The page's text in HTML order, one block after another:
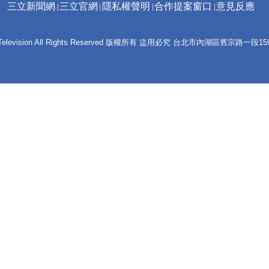
三立新聞網 三立官網 隱私權聲明 合作提案窗口 意見反應
All Rights Reserved 版權所有 盜用必究 台北市內湖區舊宗路一段